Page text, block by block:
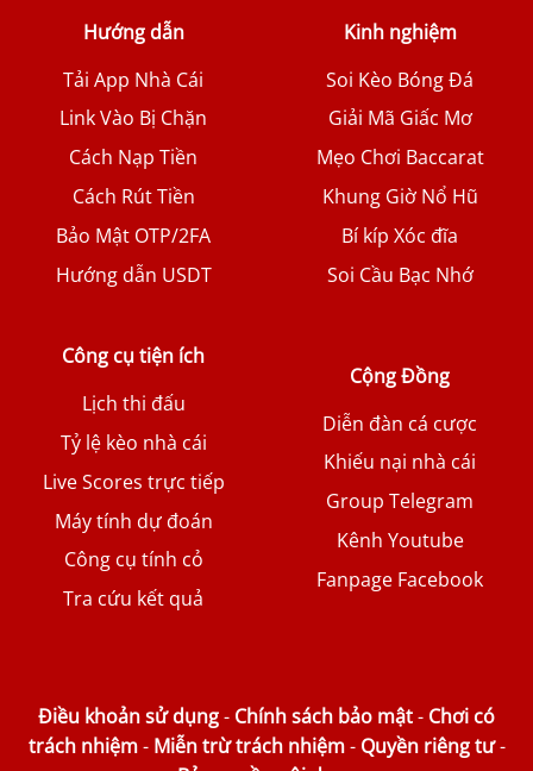
Hướng dẫn
Tải App Nhà Cái
Link Vào Bị Chặn
Cách Nạp Tiền
Cách Rút Tiền
Bảo Mật OTP/2FA
Hướng dẫn USDT
Kinh nghiệm
Soi Kèo Bóng Đá
Giải Mã Giấc Mơ
Mẹo Chơi Baccarat
Khung Giờ Nổ Hũ
Bí kíp Xóc đĩa
Soi Cầu Bạc Nhớ
Công cụ tiện ích
Lịch thi đấu
Tỷ lệ kèo nhà cái
Live Scores trực tiếp
Máy tính dự đoán
Công cụ tính cỏ
Tra cứu kết quả
Cộng Đồng
Diễn đàn cá cược
Khiếu nại nhà cái
Group Telegram
Kênh Youtube
Fanpage Facebook
Điều khoản sử dụng- Chính sách bảo mật- Chơi có
trách nhiệm- Miễn trừ trách nhiệm- Quyền riêng tư-